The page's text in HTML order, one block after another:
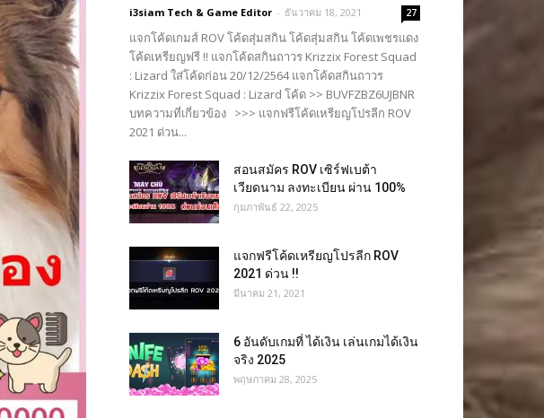
i3siam Tech & Game Editor - ธันวาคม 18, 2021 27
แจกโค้ดเกมส์ ROV โค้ดสุ่มสกิน โค้ดสุ่มสกิน โค้ดเพชรแดง
โค้ดเหรียญฟรี !! แจกโค้ดสกินถาวร Krizzix Forest Squad
: Lizard ใส่โค้ดก่อน 20/12/2564 แจกโค้ดสกินถาวร
Krizzix Forest Squad : Lizard โค้ด >> BUVFZBZ6UJBNR
บทความที่เกี่ยวข้อง >>> แจกฟรีโค้ดเหรียญโปรลีก ROV
2021 ด่วน...
สอนสมัคร ROV เซิร์ฟเบต้า
เวียดนาม ลงทะเบียน ผ่าน 100%
กุมภาพันธ์ 22, 2025
แจกฟรีโค้ดเหรียญโปรลีก ROV
2021 ด่วน !!
มีนาคม 21, 2021
6 อันดับเกมที่ ได้เงิน เล่นเกมได้เงิน
จริง 2025
พฤษภาคม 28, 2025